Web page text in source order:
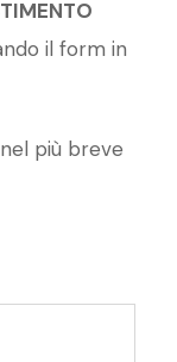
il form in
più breve